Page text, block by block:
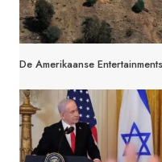
De Amerikaanse